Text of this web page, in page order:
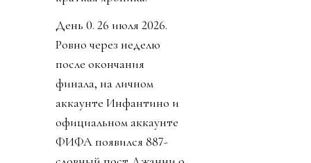
День 0. 26 июля 2026.
Ровно через неделю
после окончания
финала, на личном
аккаунте Инфантино и
официальном аккаунте
ФИФА появился 887-